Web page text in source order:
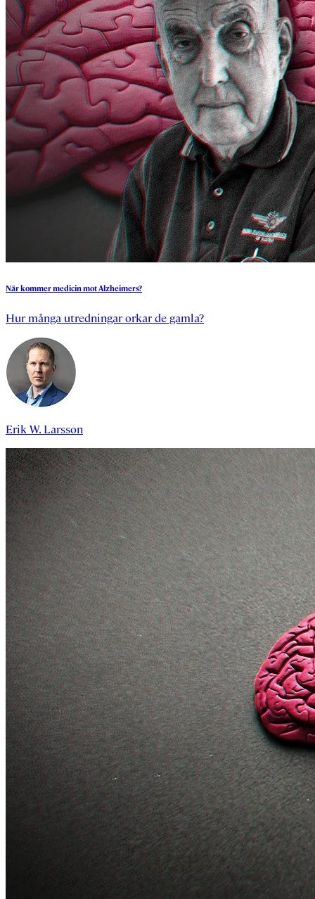
NärkommermedicinmotAlzheimers?
Hur många utredningar orkar de gamla?
Erik W. Larsson